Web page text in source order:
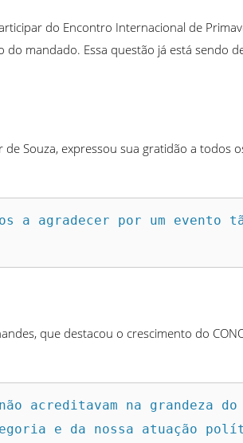
do Encontro Internacional de
mandado. Essa questão já está sendo
Souza, expressou sua gratidão a todos
a agradecer por um evento
que destacou o crescimento do
acreditavam na grandeza do
e da nossa atuação